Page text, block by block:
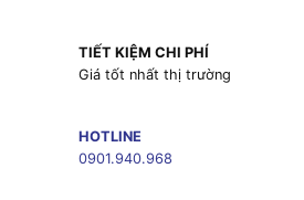
TIẾT KIỆM CHI PHÍ
Giá tốt nhất thị trường
HOTLINE
0901.940.968